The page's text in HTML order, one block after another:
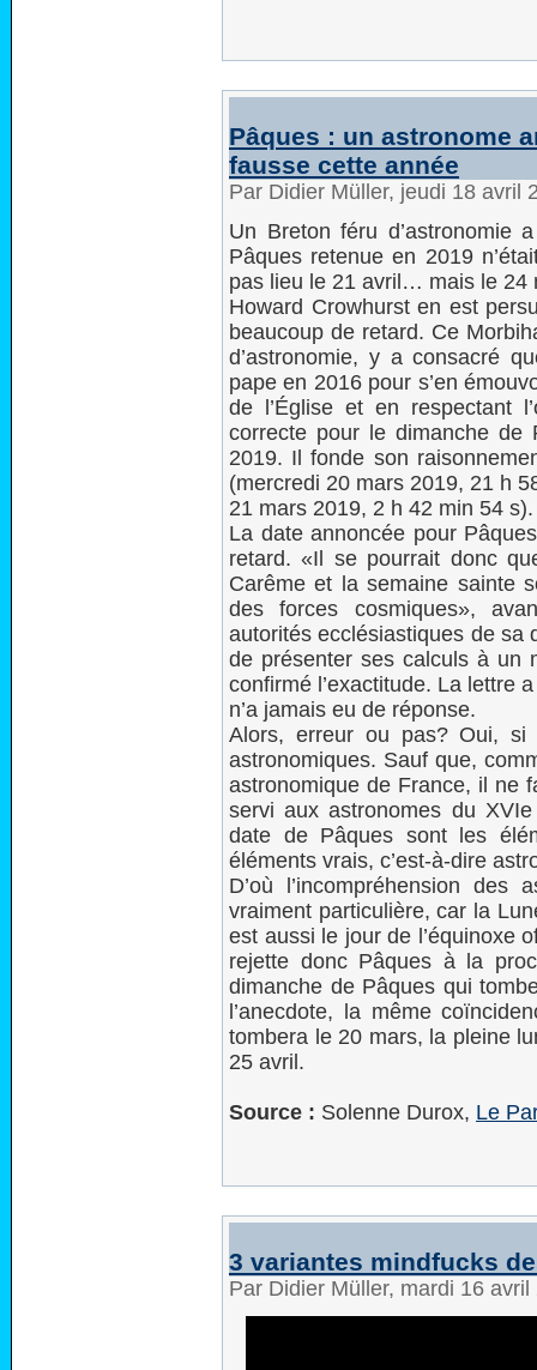
Pâques : un astronome
fausse cette année
Par Didier Müller, jeudi 18 avril
Un Breton féru d’astronomie
Pâques retenue en 2019
pas lieu le 21 avril… mais le 24
Howard Crowhurst en est
beaucoup de retard. Ce
d’astronomie, y a consacré
pape en 2016 pour s’en
de l’Église et en respectant
correcte pour le dimanche de
2019. Il fonde son
(mercredi 20 mars 2019, 21 h
21 mars 2019, 2 h 42 min 54 s).
La date annoncée pour
retard. «Il se pourrait donc
Carême et la semaine sainte
des forces cosmiques»,
autorités ecclésiastiques de sa
de présenter ses calculs à un
confirmé l’exactitude. La lettre
n’a jamais eu de réponse.
Alors, erreur ou pas? Oui, si
astronomiques. Sauf que,
astronomique de France, il ne
servi aux astronomes du
date de Pâques sont les
éléments vrais, c’est-à-dire
D’où l’incompréhension des
vraiment particulière, car la
est aussi le jour de l’équinoxe
rejette donc Pâques à la
dimanche de Pâques qui
l’anecdote, la même
tombera le 20 mars, la pleine
25 avril.
Source : Solenne Durox, Le
3 variantes mindfucks
Par Didier Müller, mardi 16